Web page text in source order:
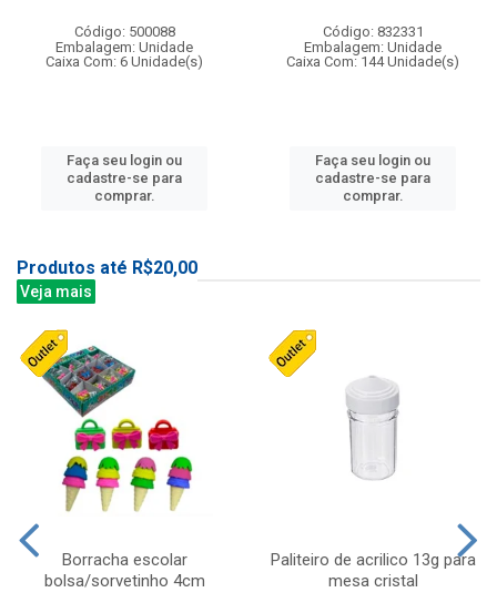
Código: 500088
Embalagem: Unidade
Caixa Com: 6 Unidade(s)
Faça seu login ou
cadastre-se para
comprar.
Código: 832331
Embalagem: Unidade
Caixa Com: 144 Unidade(s)
Faça seu login ou
cadastre-se para
comprar.
Produtos até R$20,00
Veja mais
Borracha escolar
bolsa/sorvetinho 4cm
Paliteiro de acrilico 13g para
mesa cristal